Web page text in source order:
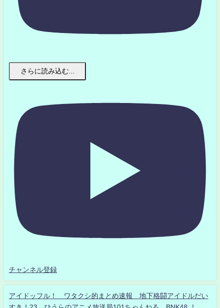
さらに読み込む...
チャンネル登録
アイドッフル！ ワタクシ的まとめ速報 地下格闘アイドルだい